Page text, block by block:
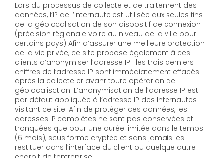
Lors du processus de collecte et de traitement des
données, l’IP de l’Internaute est utilisée aux seules fins
de la géolocalisation de son dispositif de connexion
(précision régionale voire au niveau de la ville pour
certains pays) Afin d’assurer une meilleure protection
de la vie privée, ce site propose également à ces
clients d’anonymiser l’adresse IP : les trois derniers
chiffres de l’adresse IP sont immédiatement effacés
après la collecte et avant toute opération de
géolocalisation. L’anonymisation de l’adresse IP est
par défaut appliquée à l’adresse IP des Internautes
visitant ce site. Afin de protéger ces données, les
adresses IP complètes ne sont pas conservées et
tronquées que pour une durée limitée dans le temps
(6 mois), sous forme cryptée et sans jamais les
restituer dans l’interface du client ou quelque autre